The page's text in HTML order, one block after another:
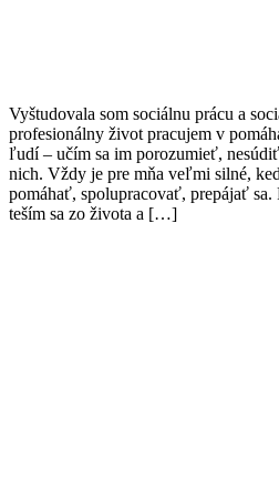
Vyštudovala som sociálnu prácu a
profesionálny život pracujem v
ľudí – učím sa im porozumieť,
nich. Vždy je pre mňa veľmi silné,
pomáhať, spolupracovať, prepájať sa.
teším sa zo života a […]